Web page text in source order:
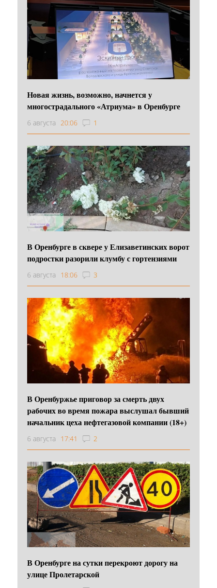
Новая жизнь, возможно, начнется у
многострадального «Атриума» в Оренбурге
6 августа 20:06 1
В Оренбурге в сквере у Елизаветинских ворот
подростки разорили клумбу с гортензиями
6 августа 18:06 3
В Оренбуржье приговор за смерть двух
рабочих во время пожара выслушал бывший
начальник цеха нефтегазовой компании (18+)
6 августа 17:41 2
В Оренбурге на сутки перекроют дорогу на
улице Пролетарской